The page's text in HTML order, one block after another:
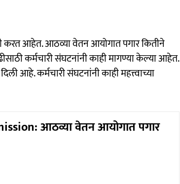
करत आहेत. आठव्या वेतन आयोगात पगार कितीने
कर्मचारी संघटनांनी काही मागण्या केल्या आहेत.
आहे. कर्मचारी संघटनांनी काही महत्त्वाच्या
आठव्या वेतन आयोगात पगार